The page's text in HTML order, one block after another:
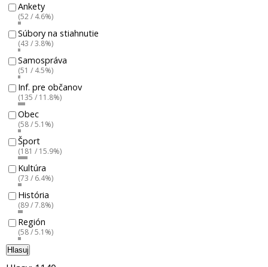
Ankety
(52 / 4.6%)
Súbory na stiahnutie
(43 / 3.8%)
Samospráva
(51 / 4.5%)
Inf. pre občanov
(135 / 11.8%)
Obec
(58 / 5.1%)
Šport
(181 / 15.9%)
Kultúra
(73 / 6.4%)
História
(89 / 7.8%)
Región
(58 / 5.1%)
Hlasuj